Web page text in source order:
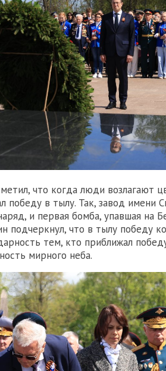
что когда люди возлагают
победу в тылу. Так, завод имени
и первая бомба, упавшая на
подчеркнул, что в тылу победу
тем, кто приближал
мирного неба.